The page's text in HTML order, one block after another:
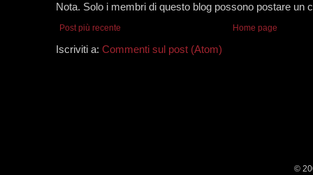
Nota. Solo i membri di questo blog possono postare un
Post più recente Home page
Iscriviti a: Commenti sul post (Atom)
©